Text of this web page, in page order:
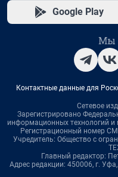
Google Play
Мы
Контактные данные для
Сетевое
Зарегистрировано
информационных технологий
Регистрационный номер
Учредитель: Общество с
Главный редактор:
Адрес редакции: 450006, г.